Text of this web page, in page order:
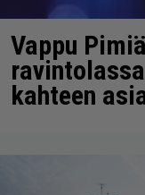
Vappu
kahteen